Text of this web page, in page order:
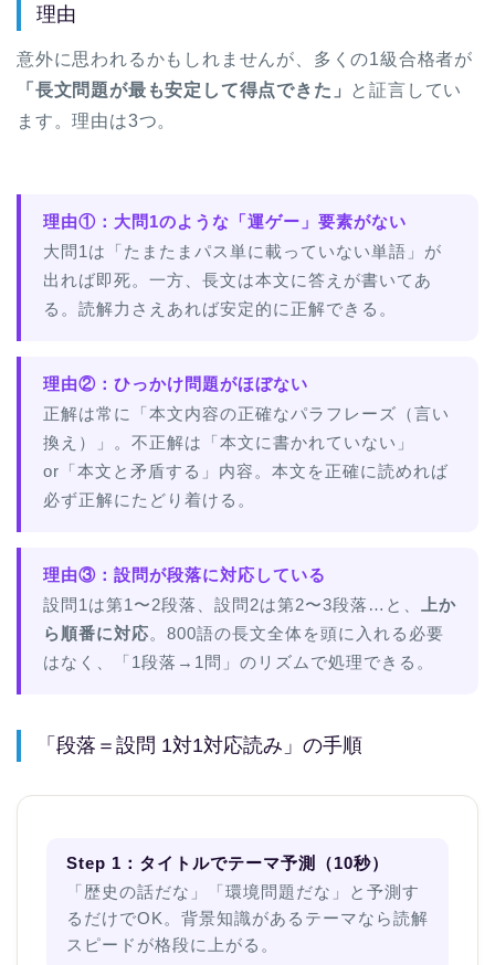
理由
意外に思われるかもしれませんが、多くの1級合格者が
「長文問題が最も安定して得点できた」
と証言してい
ます。理由は3つ。
理由①：大問1のような「運ゲー」要素がない
大問1は「たまたまパス単に載っていない単語」が
出れば即死。一方、長文は本文に答えが書いてあ
る。読解力さえあれば安定的に正解できる。
理由②：ひっかけ問題がほぼない
正解は常に「本文内容の正確なパラフレーズ（言い
換え）」。不正解は「本文に書かれていない」
or「本文と矛盾する」内容。本文を正確に読めれば
必ず正解にたどり着ける。
理由③：設問が段落に対応している
設問1は第1〜2段落、設問2は第2〜3段落…と、
上か
ら順番に対応。800語の長文全体を頭に入れる必要
はなく、「1段落→1問」のリズムで処理できる。
「段落＝設問 1対1対応読み」の手順
Step 1：タイトルでテーマ予測（10秒）
「歴史の話だな」「環境問題だな」と予測す
るだけでOK。背景知識があるテーマなら読解
スピードが格段に上がる。